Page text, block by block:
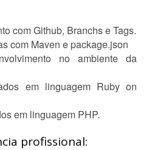
com Github, Branchs e Tags.
com Maven e package.json
no ambiente da
em linguagem Ruby on
em linguagem PHP.
profissional: